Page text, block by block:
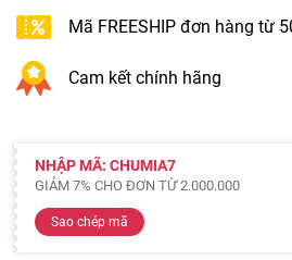
Mã FREESHIP đơn hàng từ
Cam kết chính hãng
NHẬP MÃ: CHUMIA7
GIẢM 7% CHO ĐƠN TỪ 2.000.000
Sao chép mã